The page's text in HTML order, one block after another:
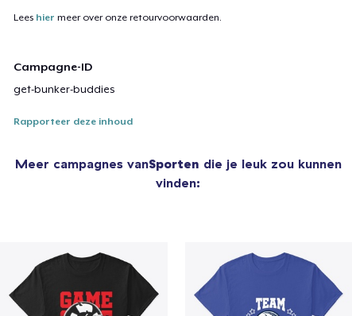
Lees hier meer over onze retourvoorwaarden.
Campagne-ID
get-bunker-buddies
Rapporteer deze inhoud
Meer campagnes vanSporten die je leuk zou kunnen
vinden: